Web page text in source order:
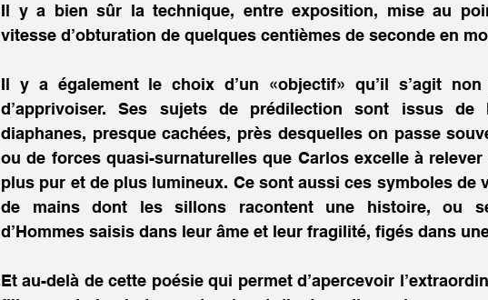
Il y a bien sûr la technique, entre exposition, mise au
vitesse d’obturation de quelques centièmes de seconde en
Il y a également le choix d’un «objectif» qu’il s’agit
d’apprivoiser. Ses sujets de prédilection sont issus de
diaphanes, presque cachées, près desquelles on passe
ou de forces quasi-surnaturelles que Carlos excelle à relever
plus pur et de plus lumineux. Ce sont aussi ces symboles de
de mains dont les sillons racontent une histoire, ou
d’Hommes saisis dans leur âme et leur fragilité, figés dans
Et au-delà de cette poésie qui permet d’apercevoir